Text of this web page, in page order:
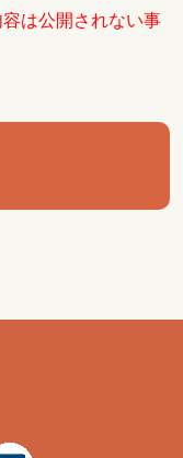
は公開されない事